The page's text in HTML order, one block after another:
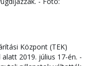
Központ (TEK)
2019. július 17-én. -